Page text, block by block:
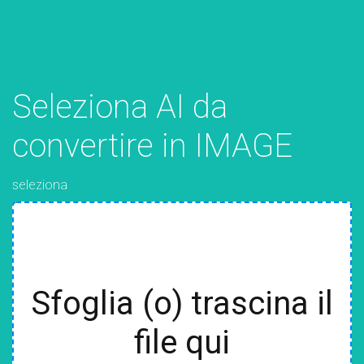
Seleziona AI da
convertire in IMAGE
seleziona
Sfoglia (o) trascina il
file qui